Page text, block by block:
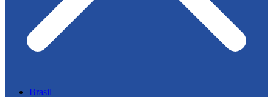
Brasil